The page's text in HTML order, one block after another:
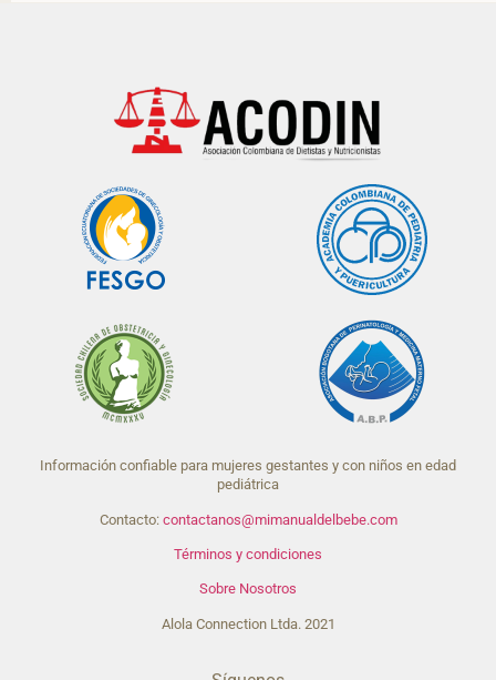
Información confiable para mujeres gestantes y con niños en edad
pediátrica
Contacto: contactanos@mimanualdelbebe.com
Términos y condiciones
Sobre Nosotros
Alola Connection Ltda. 2021